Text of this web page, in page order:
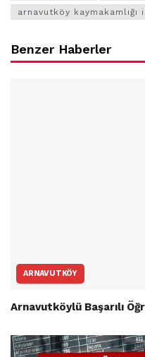
arnavutköy kaymakamlığı
Benzer Haberler
ARNAVUTKÖY
Arnavutköylü Başarılı